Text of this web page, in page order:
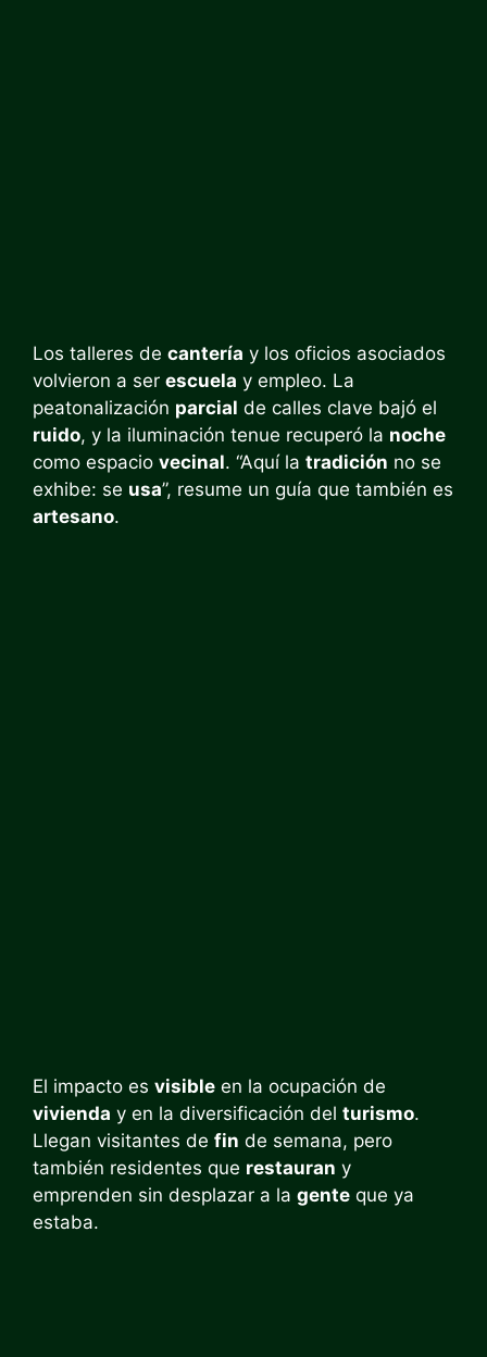
Los talleres de cantería y los oficios asociados
volvieron a ser escuela y empleo. La
peatonalización parcial de calles clave bajó el
ruido, y la iluminación tenue recuperó la noche
como espacio vecinal. “Aquí la tradición no se
exhibe: se usa”, resume un guía que también es
artesano.
El impacto es visible en la ocupación de
vivienda y en la diversificación del turismo.
Llegan visitantes de fin de semana, pero
también residentes que restauran y
emprenden sin desplazar a la gente que ya
estaba.